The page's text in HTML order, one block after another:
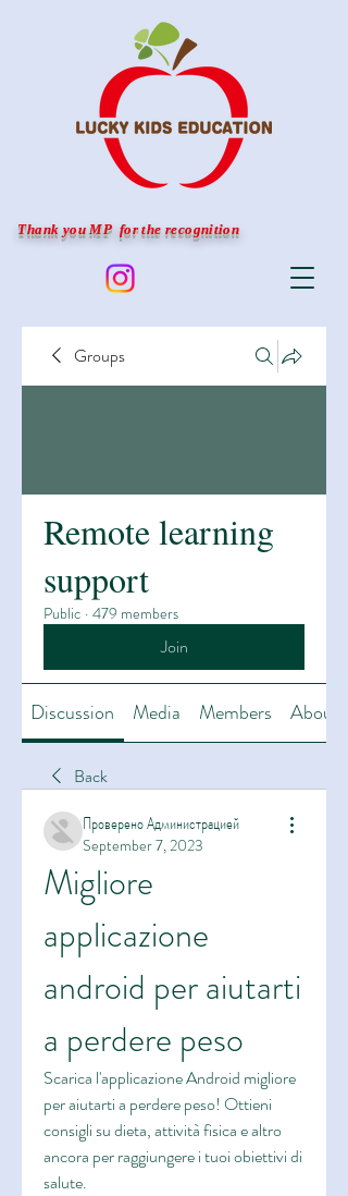
Thank you MP for the recognition
Groups
Remote learning
support
Public · 479 members
Join
Discussion Media Members About
Back
Проверено Администрацией
September 7, 2023
Migliore
applicazione
android per aiutarti
a perdere peso
Scarica l'applicazione Android migliore
per aiutarti a perdere peso! Ottieni
consigli su dieta, attività fisica e altro
ancora per raggiungere i tuoi obiettivi di
salute.